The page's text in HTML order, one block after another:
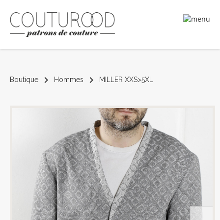
Boutique chevron_right Hommes chevron_right MILLER XXS>5XL